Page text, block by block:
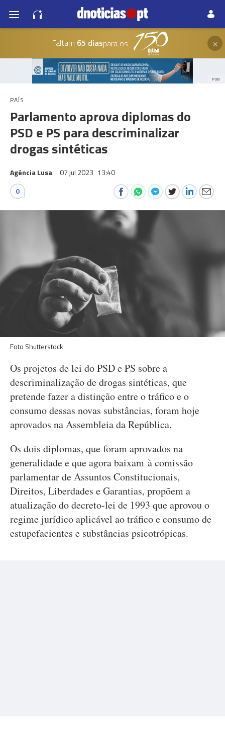
Faltam 65 diaspara os ×
PUB
PAÍS
Parlamento aprova diplomas do
PSD e PS para descriminalizar
drogas sintéticas
Agência Lusa 07 jul 2023 13:40
0
Foto Shutterstock
Os projetos de lei do PSD e PS sobre a
descriminalização de drogas sintéticas, que
pretende fazer a distinção entre o tráfico e o
consumo dessas novas substâncias, foram hoje
aprovados na Assembleia da República.
Os dois diplomas, que foram aprovados na
generalidade e que agora baixam à comissão
parlamentar de Assuntos Constitucionais,
Direitos, Liberdades e Garantias, propõem a
atualização do decreto-lei de 1993 que aprovou o
regime jurídico aplicável ao tráfico e consumo de
estupefacientes e substâncias psicotrópicas.